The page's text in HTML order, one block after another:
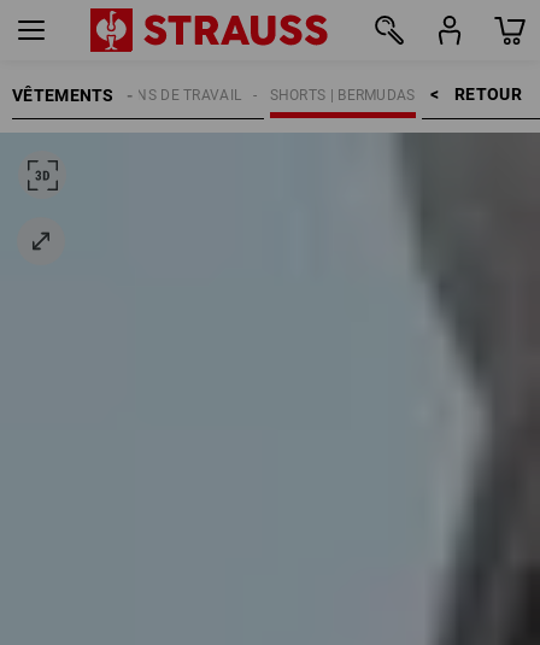
VÊTEMENTS RETOUR    >
SHORTS | BERMUDAS
PANTALONS DE TRAVAIL